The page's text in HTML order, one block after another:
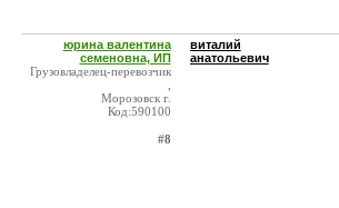
юрина валентина
семеновна, ИП
Грузовладелец-перевозчик
Морозовск г.
Код:590100
#8
виталий
анатольевич